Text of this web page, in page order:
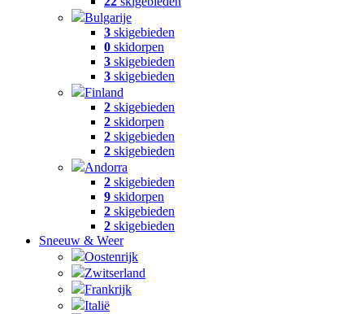
Bulgarije
3 skigebieden
0 skidorpen
3 skigebieden
3 skigebieden
Finland
2 skigebieden
2 skidorpen
2 skigebieden
2 skigebieden
Andorra
2 skigebieden
9 skidorpen
2 skigebieden
2 skigebieden
Sneeuw & Weer
Oostenrijk
Zwitserland
Frankrijk
Italië